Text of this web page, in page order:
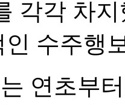
각각 차
수주행
연초부